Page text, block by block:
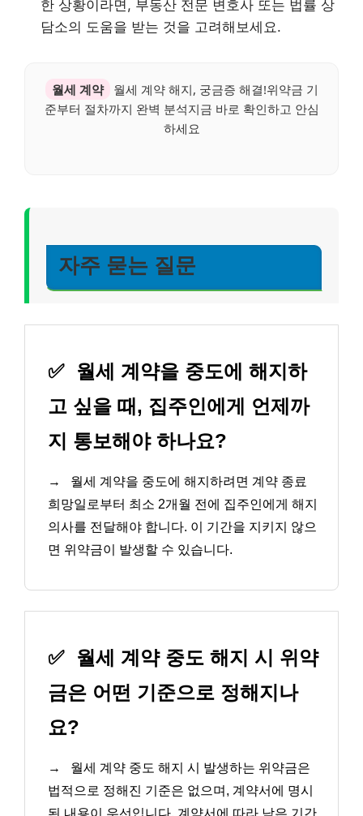
한 상황이라면, 부동산 전문 변호사 또는 법률 상
담소의 도움을 받는 것을 고려해보세요.
월세 계약
월세 계약 해지, 궁금증 해결!위약금 기
준부터 절차까지 완벽 분석지금 바로 확인하고 안심
하세요
자주 묻는 질문
✅
월세 계약을 중도에 해지하
고 싶을 때, 집주인에게 언제까
지 통보해야 하나요?
→
월세 계약을 중도에 해지하려면 계약 종료
희망일로부터 최소 2개월 전에 집주인에게 해지
의사를 전달해야 합니다. 이 기간을 지키지 않으
면 위약금이 발생할 수 있습니다.
✅
월세 계약 중도 해지 시 위약
금은 어떤 기준으로 정해지나
요?
→
월세 계약 중도 해지 시 발생하는 위약금은
법적으로 정해진 기준은 없으며, 계약서에 명시